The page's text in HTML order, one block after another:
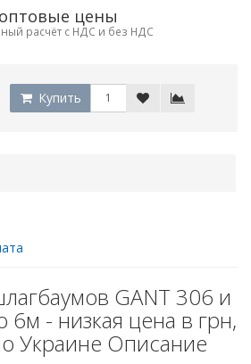
цены
расчёт с НДС и без НДС
Купить
GANT 306 и
6м - низкая цена в грн,
Украине Описание